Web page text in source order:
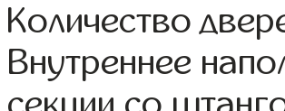
Количество
Внутреннее